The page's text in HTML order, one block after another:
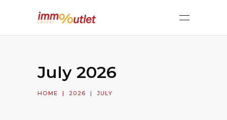
July 2026
HOME | 2026 | JULY